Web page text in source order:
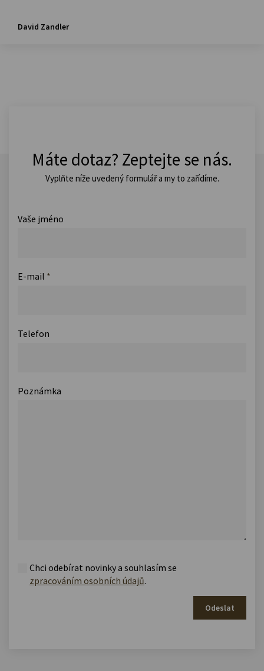
David Zandler
Máte dotaz? Zeptejte se nás.
Vyplňte níže uvedený formulář a my to zařídíme.
Vaše jméno
E-mail *
Telefon
Poznámka
Chci odebírat novinky a souhlasím se
zpracováním osobních údajů.
Odeslat